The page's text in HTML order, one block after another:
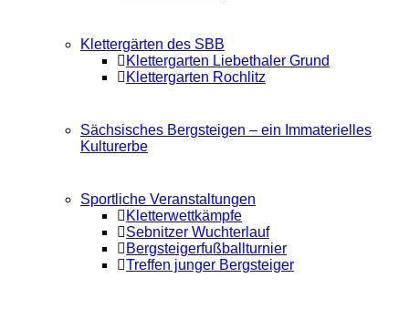
Klettergärten des SBB
Klettergarten Liebethaler Grund
Klettergarten Rochlitz
Sächsisches Bergsteigen – ein Immaterielles
Kulturerbe
Sportliche Veranstaltungen
Kletterwettkämpfe
Sebnitzer Wuchterlauf
Bergsteigerfußballturnier
Treffen junger Bergsteiger